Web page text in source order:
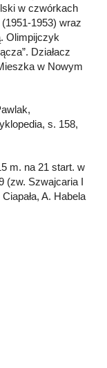
w czwórkach
1953) wraz
Olimpijczyk
Działacz
w Nowym
s. 158,
m. na 21 start. w
(zw. Szwajcaria I
A. Habela